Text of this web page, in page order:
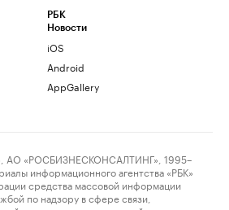
РБК
Новости
iOS
Android
AppGallery
«РОСБИЗНЕСКОНСАЛТИНГ», 1995–
информационного агентства «РБК»
средства массовой информации
по надзору в сфере связи,